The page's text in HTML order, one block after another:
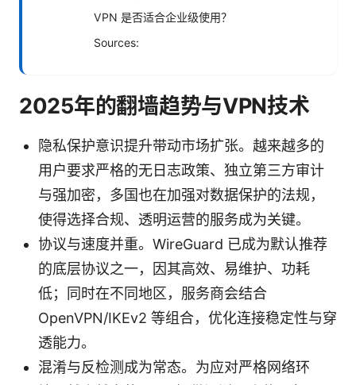
VPN 是否适合企业级使用？
Sources:
2025年的翻墙趋势与VPN技术
隐私保护意识提升带动市场扩张。越来越多的
用户要求严格的无日志政策、独立第三方审计
与强加密，多国也在加强对数据保护的法规，
使得选择合规、透明运营的服务成为关键。
协议与速度并重。WireGuard 已成为默认推荐
的底层协议之一，因其高效、易维护、功耗
低；同时在不同地区，服务商会结合
OpenVPN/IKEv2 等组合，优化连接稳定性与穿
透能力。
混淆与反检测成为常态。为应对严格网络环